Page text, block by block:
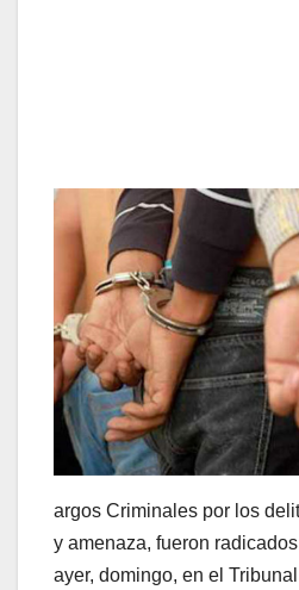
argos Criminales por los
y amenaza, fueron
ayer, domingo, en el